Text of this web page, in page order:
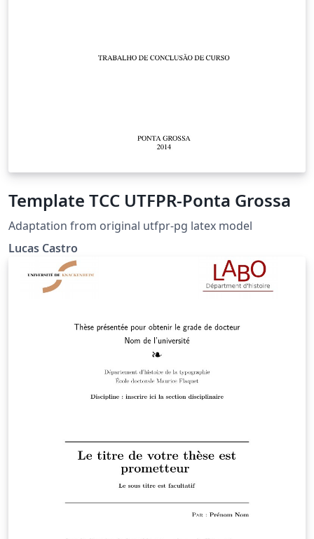
Template TCC UTFPR-Ponta Grossa
Adaptation from original utfpr-pg latex model
Lucas Castro